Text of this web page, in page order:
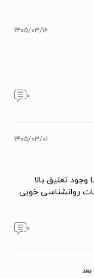
۱۴۰۵/۰۳/۱۶
۰
۱۴۰۵/۰۳/۰۱
تعلیق بالا
روانشناسی خوبی
۰